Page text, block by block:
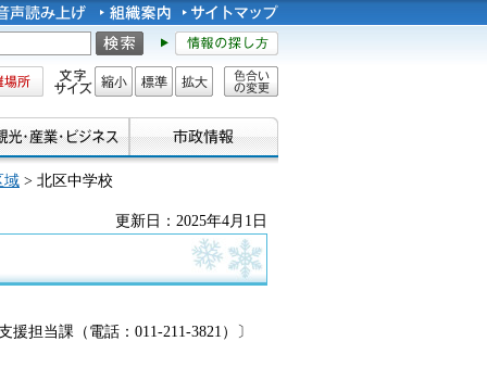
文字サイズ
縮小 標準 拡大
色合い
域 > 北区中学校
更新日：2025年4月1日
担当課（電話：011-211-3821）〕